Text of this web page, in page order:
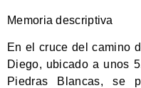
Memoria descriptiva
En el cruce del camino
Diego, ubicado a unos
Piedras Blancas, se